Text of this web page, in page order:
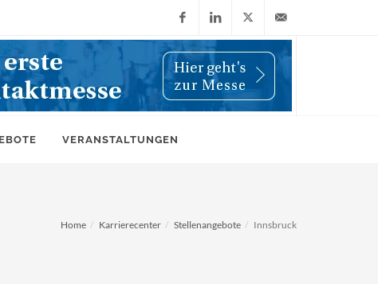
FacebookLinkedIn
X
(Twitter)
info@wiwi-
VERANSTALTUNGEN
Home Karrierecenter Stellenangebote Innsbruck